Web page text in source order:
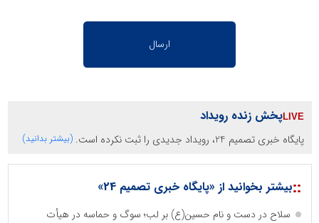
پخش زنده رویداد
پایگاه خبری تصمیم 24، رویداد جدیدی را ثبت نکرده است. (بیشتر بدانید)
::بیشتر بخوانید از «پایگاه خبری تصمیم 24»
سلاح در دست و نام حسین(ع) بر لب؛ سوگ و حماسه در هیأت